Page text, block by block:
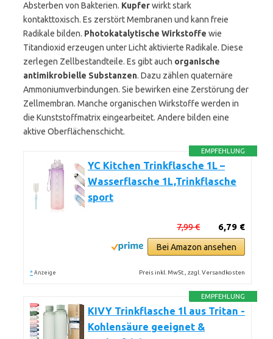
Absterben von Bakterien. Kupferwirkt stark
kontakttoxisch. Es zerstört Membranen und kann freie
Radikale bilden. Photokatalytische Wirkstoffe wie
Titandioxid erzeugen unter Licht aktivierte Radikale. Diese
zerlegen Zellbestandteile. Es gibt auch organische
antimikrobielle Substanzen. Dazu zählen quaternäre
Ammoniumverbindungen. Sie bewirken eine Zerstörung der
Zellmembran. Manche organischen Wirkstoffe werden in
die Kunststoffmatrix eingearbeitet. Andere bilden eine
aktive Oberflächenschicht.
EMPFEHLUNG
YC Kitchen Trinkflasche 1L –
Wasserflasche 1L,Trinkflasche
sport
6,79 €
7,99 €
Bei Amazon ansehen
* Anzeige Preis inkl. MwSt., zzgl. Versandkosten
EMPFEHLUNG
KIVY Trinkflasche 1l aus Tritan -
Kohlensäure geeignet &